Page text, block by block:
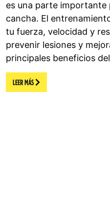
es una parte importante
cancha. El
tu fuerza, velocidad y
prevenir lesiones y
principales beneficios
LEER MÁS